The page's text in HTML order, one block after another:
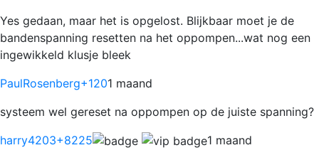
Yes gedaan, maar het is opgelost. Blijkbaar moet je de
bandenspanning resetten na het oppompen...wat nog een
ingewikkeld klusje bleek
PaulRosenberg+1201 maand
systeem wel gereset na oppompen op de juiste spanning?
harry4203+8225
1 maand